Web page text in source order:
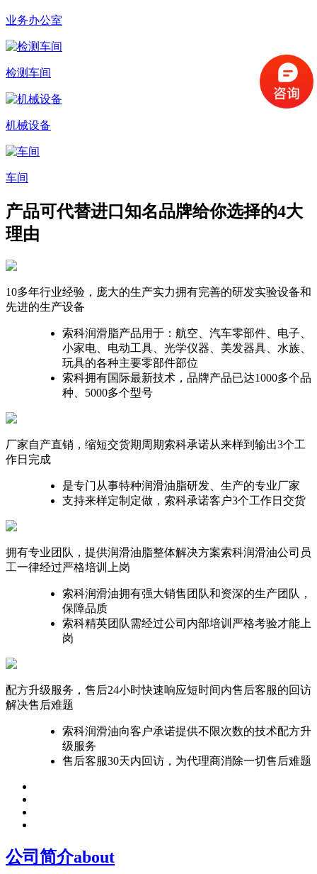
业务办公室
检测车间
机械设备
车间
产品可代替进口知名品牌给你选择的4大
理由
10多年行业经验，庞大的生产实力拥有完善的研发实验设备和
先进的生产设备
索科润滑脂产品用于：航空、汽车零部件、电子、
小家电、电动工具、光学仪器、美发器具、水族、
玩具的各种主要零部件部位
索科拥有国际最新技术，品牌产品已达1000多个品
种、5000多个型号
厂家自产直销，缩短交货期周期索科承诺从来样到输出3个工
作日完成
是专门从事特种润滑油脂研发、生产的专业厂家
支持来样定制定做，索科承诺客户3个工作日交货
拥有专业团队，提供润滑油脂整体解决方案索科润滑油公司员
工一律经过严格培训上岗
索科润滑油拥有强大销售团队和资深的生产团队，
保障品质
索科精英团队需经过公司内部培训严格考验才能上
岗
配方升级服务，售后24小时快速响应短时间内售后客服的回访
解决售后难题
索科润滑油向客户承诺提供不限次数的技术配方升
级服务
售后客服30天内回访，为代理商消除一切售后难题
公司简介about